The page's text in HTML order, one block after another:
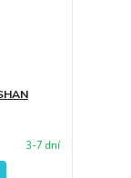
3-7 dní